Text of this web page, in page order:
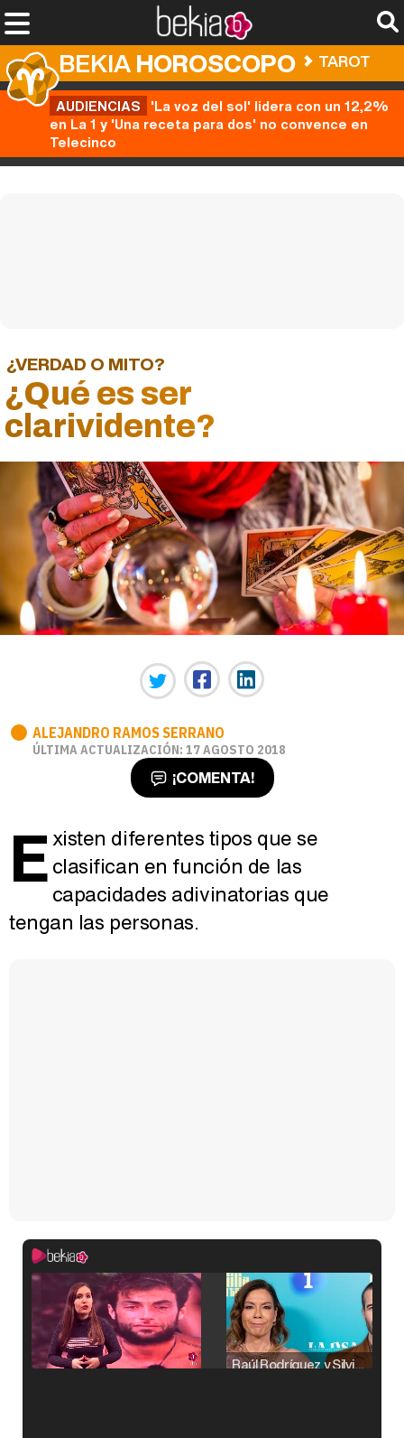
BEKIAHOROSCOPO TAROT
AUDIENCIAS 'La voz del sol' lidera con un 12,2%
en La 1 y 'Una receta para dos' no convence en
Telecinco
¿VERDAD O MITO?
¿Qué es ser
clarividente?
ALEJANDRO RAMOS SERRANO
ÚLTIMA ACTUALIZACIÓN: 17 AGOSTO 2018
¡COMENTA!
Existen diferentes tipos que se
clasifican en función de las
capacidades adivinatorias que
tengan las personas.
Raúl Rodríguez y Silvia Taulés nos cuentan su papel en 'La familia de la tele'